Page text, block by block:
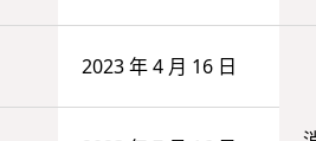
2023 年 4 月 16 日